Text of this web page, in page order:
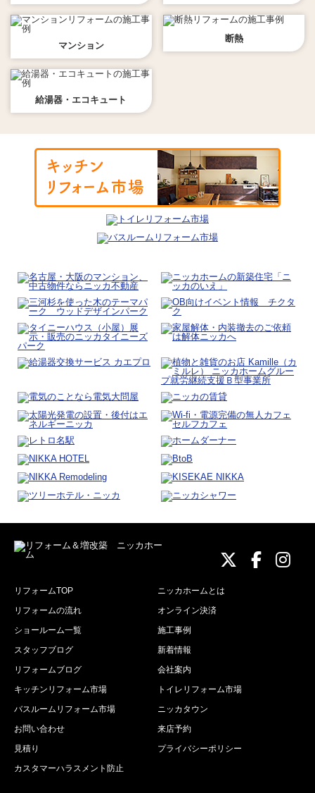
マンション
断熱
給湯器・エコキュート
ニッカ
ニッニ
リフォームTOP
ニッカホームとは
リフォームの流れ
オンライン決済
ショールーム一覧
施工事例
スタッフブログ
新着情報
リフォームブログ
会社案内
キッチンリフォーム市場
トイレリフォーム市場
バスルームリフォーム市場
ニッカタウン
お問い合わせ
来店予約
見積り
プライバシーポリシー
カスタマーハラスメント防止